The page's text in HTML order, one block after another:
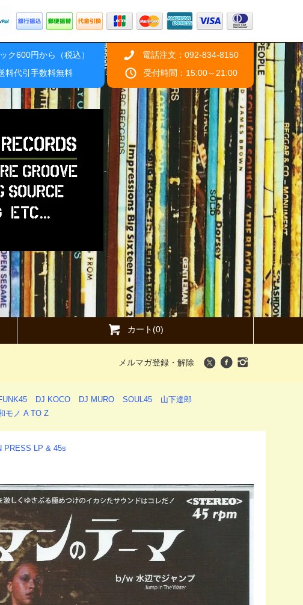
ク600円から（税込）
料代引手数料無料
電話注文：092-834-8150
受付時間：15:00～21:00
カート(0)
メルマガ登録・解除
DJ KOCO DJ MURO SOUL45
山下達郎
モノ A TO Z
PRESS LP & 45s